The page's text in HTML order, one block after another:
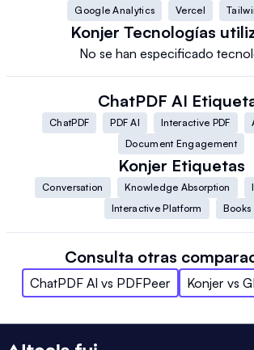
Google Analytics Vercel
Konjer Tecnologías
No se han especificado
ChatPDF AI
ChatPDF PDF AI Interactive PDF
Document Engagement
Konjer Etiquetas
Conversation Knowledge Absorption
Interactive Platform
Books
Consulta otras
ChatPDF AI vs PDFPeer Konjer vs